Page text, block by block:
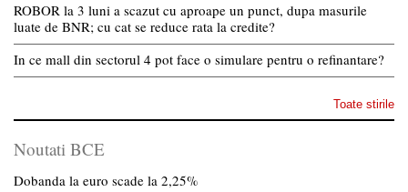
ROBOR la 3 luni a scazut cu aproape un punct, dupa masurile
luate de BNR; cu cat se reduce rata la credite?
In ce mall din sectorul 4 pot face o simulare pentru o refinantare?
Toate stirile
Noutati BCE
Dobanda la euro scade la 2,25%